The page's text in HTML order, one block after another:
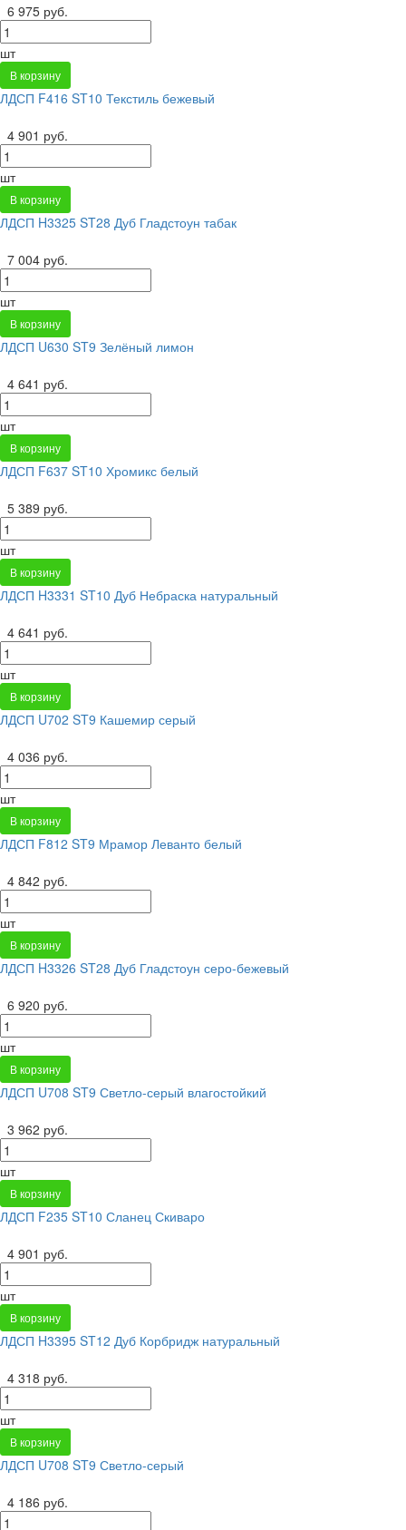
6 975 руб.
шт
В корзину
ЛДСП F416 ST10 Текстиль бежевый
4 901 руб.
шт
В корзину
ЛДСП H3325 ST28 Дуб Гладстоун табак
7 004 руб.
шт
В корзину
ЛДСП U630 ST9 Зелёный лимон
4 641 руб.
шт
В корзину
ЛДСП F637 ST10 Хромикс белый
5 389 руб.
шт
В корзину
ЛДСП H3331 ST10 Дуб Небраска натуральный
4 641 руб.
шт
В корзину
ЛДСП U702 ST9 Кашемир серый
4 036 руб.
шт
В корзину
ЛДСП F812 ST9 Мрамор Леванто белый
4 842 руб.
шт
В корзину
ЛДСП H3326 ST28 Дуб Гладстоун серо-бежевый
6 920 руб.
шт
В корзину
ЛДСП U708 ST9 Светло-серый влагостойкий
3 962 руб.
шт
В корзину
ЛДСП F235 ST10 Сланец Скиваро
4 901 руб.
шт
В корзину
ЛДСП H3395 ST12 Дуб Корбридж натуральный
4 318 руб.
шт
В корзину
ЛДСП U708 ST9 Светло-серый
4 186 руб.